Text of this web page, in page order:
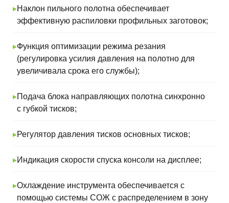
▸Наклон пильного полотна обеспечивает
эффективную распиловки профильных заготовок;
▸Функция оптимизации режима резания
(регулировка усилия давления на полотно для
увеличивала срока его службы);
▸Подача блока направляющих полотна синхронно
с губкой тисков;
▸Регулятор давления тисков основных тисков;
▸Индикация скорости спуска консоли на дисплее;
▸Охлаждение инструмента обеспечивается с
помощью системы СОЖ с распределением в зону
товар или нужна
помощь
и мы проконсультируем
и поможем подобрать нужный
для вас станок